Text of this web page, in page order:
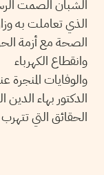
الشبان الصمت
الذي تعاملت به
الصحة مع أزمة
وانقطاع الكهرباء
والوفايات
الدكتور بهاء
الحقائق التي